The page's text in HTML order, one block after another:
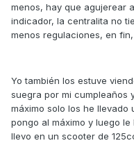
menos, hay que agujerear
indicador, la centralita no
menos regulaciones, en
Yo también los estuve
suegra por mi cumpleaños
máximo solo los he
pongo al máximo y luego
llevo en un scooter de